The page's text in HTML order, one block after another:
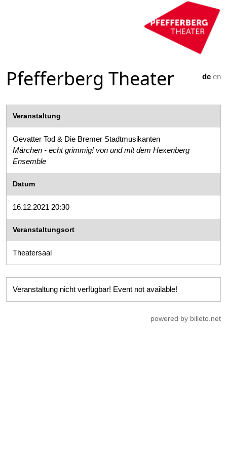
de en
Pfefferberg Theater
Veranstaltung
Gevatter Tod & Die Bremer Stadtmusikanten
Märchen - echt grimmig! von und mit dem Hexenberg
Ensemble
Datum
16.12.2021 20:30
Veranstaltungsort
Theatersaal
Veranstaltung nicht verfügbar! Event not available!
powered by billeto.net